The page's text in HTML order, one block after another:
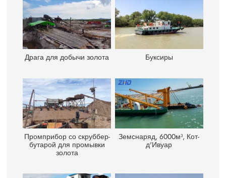
Драга для добычи золота Буксиры
Промприбор со скруббер-
бутарой для промывки
золота
Земснаряд, 6000м³, Кот-
д'Ивуар